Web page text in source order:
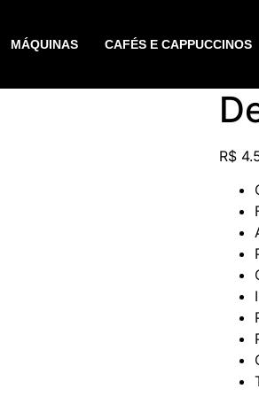
MÁQUINAS CAFÉS E CAPPUCCINOS
R$